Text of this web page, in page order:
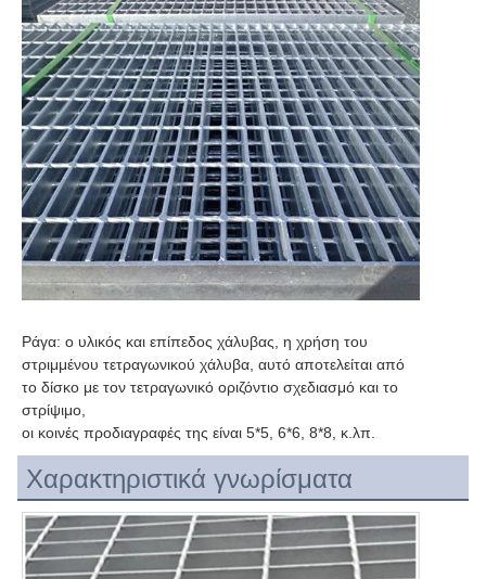
Ράγα: ο υλικός και επίπεδος χάλυβας, η χρήση του
στριμμένου τετραγωνικού χάλυβα, αυτό αποτελείται από
το δίσκο με τον τετραγωνικό οριζόντιο σχεδιασμό και το
στρίψιμο,
οι κοινές προδιαγραφές της είναι 5*5, 6*6, 8*8, κ.λπ.
Χαρακτηριστικά γνωρίσματα